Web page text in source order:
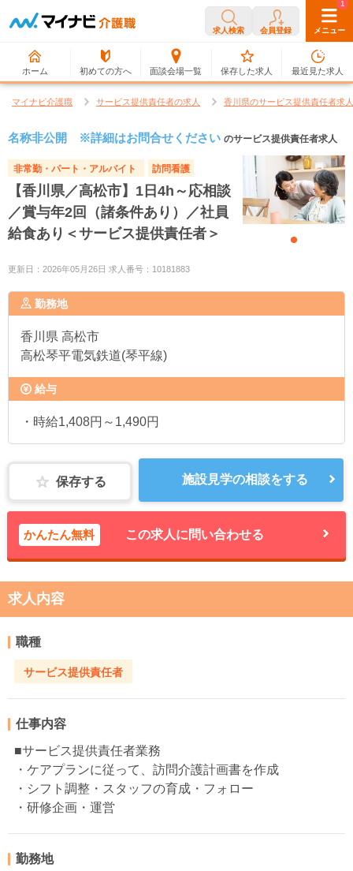
求人検索 会員登録 メニュー
ホーム 初めての方へ 面談会場一覧
0
保存した求人
1
最近見た求人
マイナビ介護職 サービス提供責任者の求人 香川県のサービス提供責任者求人
名称非公開 ※詳細はお問合せください のサービス提供責任者求人
非常勤・パート・アルバイト 訪問看護
【香川県／高松市】1日4h～応相談
／賞与年2回（諸条件あり）／社員
給食あり＜サービス提供責任者＞
更新日：2026年05月26日 求人番号：10181883
勤務地
香川県 高松市
高松琴平電気鉄道(琴平線)
給与
・時給1,408円～1,490円
保存する 施設見学の相談をする
かんたん無料 この求人に問い合わせる
求人内容
職種
サービス提供責任者
仕事内容
■サービス提供責任者業務
・ケアプランに従って、訪問介護計画書を作成
・シフト調整・スタッフの育成・フォロー
・研修企画・運営
勤務地